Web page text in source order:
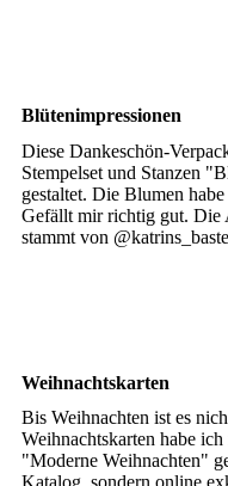
Blütenimpressionen
Diese Dankeschön-
Stempelset und Stanzen
gestaltet. Die Blumen
Gefällt mir richtig gut. Die
stammt von
Weihnachtskarten
Bis Weihnachten ist es
Weihnachtskarten habe
"Moderne Weihnachten"
Katalog, sondern online